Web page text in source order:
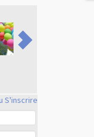
S'inscrire